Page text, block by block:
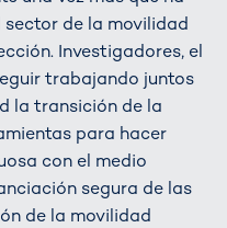
de la movilidad
Investigadores, el
trabajando juntos
la transición de la
para hacer
con el medio
segura de las
de la movilidad